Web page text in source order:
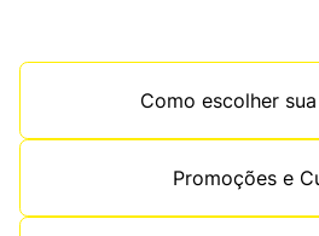
Como escolher
Promoções e